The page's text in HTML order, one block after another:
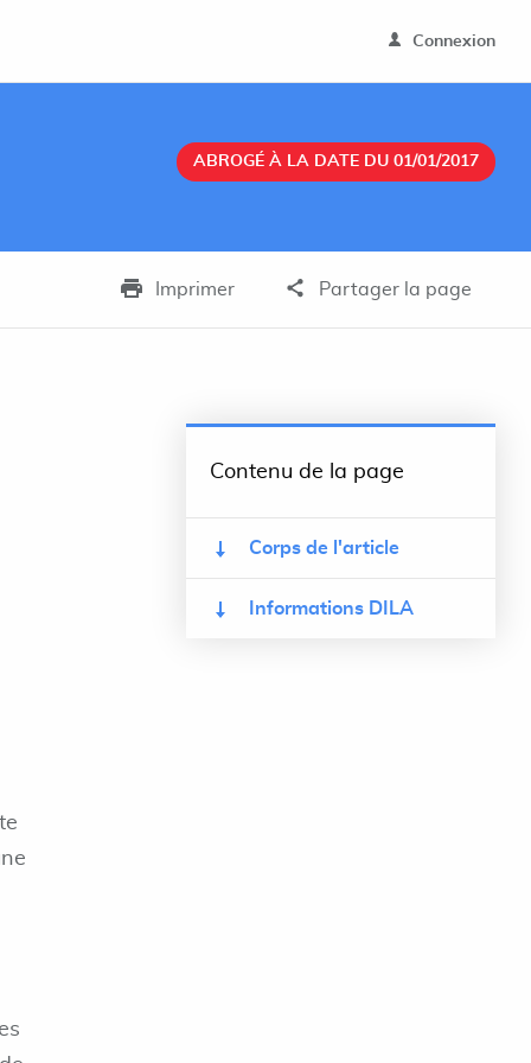
Connexion
ABROGÉ À LA DATE DU 01/01/2017
Imprimer Partager la page
Contenu de la page
Corps de l'article
Informations DILA